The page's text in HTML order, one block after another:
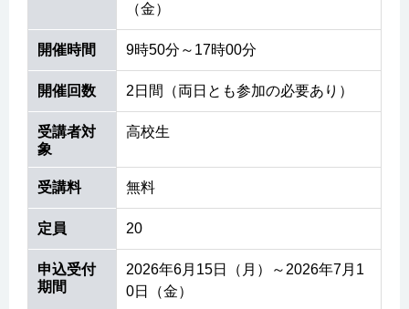
（金）
開催時間 9時50分～17時00分
開催回数 2日間（両日とも参加の必要あり）
受講者対
象
高校生
受講料 無料
定員 20
申込受付
期間
2026年6月15日（月）～2026年7月1
0日（金）